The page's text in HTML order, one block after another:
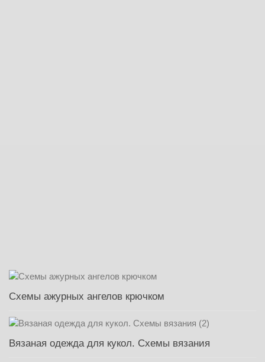
Схемы ажурных ангелов крючком
Вязаная одежда для кукол. Схемы вязания